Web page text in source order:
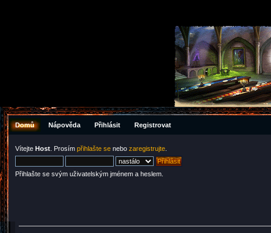
Domů Nápověda Přihlásit Registrovat
Vítejte Host . Prosím přihlašte se nebo zaregistrujte
Přihlašte se svým uživatelským jménem a heslem.